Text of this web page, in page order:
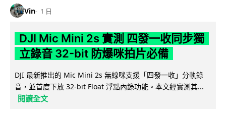
Vin 1 日
DJI Mic Mini 2s 實測 四發一收同步獨
立錄音 32-bit 防爆咪拍片必備
DJI 最新推出的 Mic Mini 2s 無線咪支援「四發一收」分軌錄
音，並首度下放 32-bit Float 浮點內錄功能。本文經實測其...
閱讀全文